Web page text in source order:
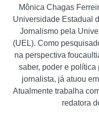
Mônica Chagas
Universidade Estadual
Jornalismo pela
(UEL). Como
na perspectiva
saber, poder e
jornalista, já atuou
Atualmente trabalha
redatora